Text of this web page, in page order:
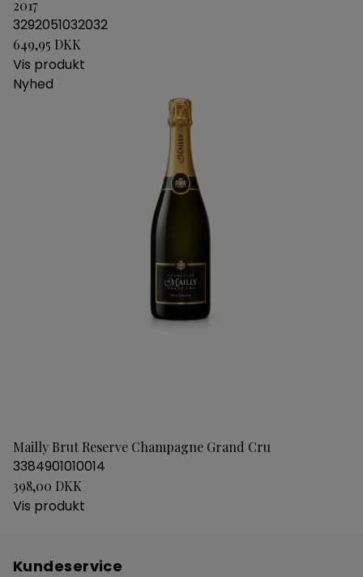
2017
3292051032032
649,95 DKK
Vis produkt
Nyhed
Mailly Brut Reserve Champagne Grand Cru
3384901010014
398,00 DKK
Vis produkt
Kundeservice